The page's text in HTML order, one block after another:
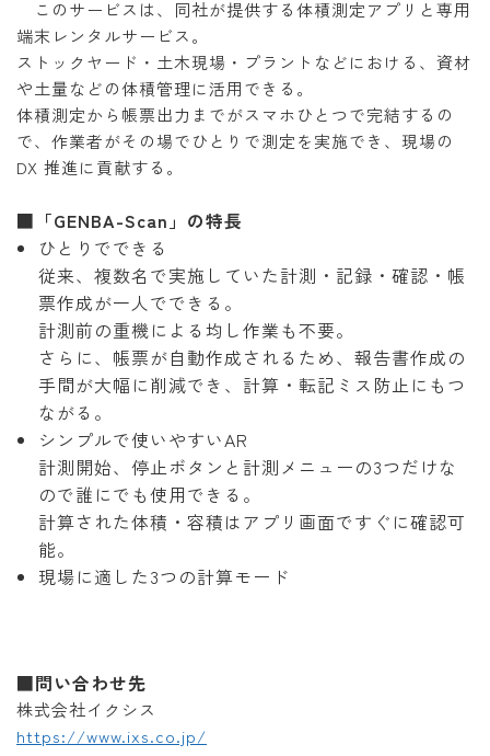
このサービスは、同社が提供する体積測定アプリと専用
端末レンタルサービス。
ストックヤード・土木現場・プラントなどにおける、資材
や土量などの体積管理に活用できる。
体積測定から帳票出力までがスマホひとつで完結するの
で、作業者がその場でひとりで測定を実施でき、現場の
DX 推進に貢献する。
■「GENBA-Scan」の特長
ひとりでできる
従来、複数名で実施していた計測・記録・確認・帳
票作成が一人でできる。
計測前の重機による均し作業も不要。
さらに、帳票が自動作成されるため、報告書作成の
手間が大幅に削減でき、計算・転記ミス防止にもつ
ながる。
シンプルで使いやすいAR
計測開始、停止ボタンと計測メニューの3つだけな
ので誰にでも使用できる。
計算された体積・容積はアプリ画面ですぐに確認可
能。
現場に適した3つの計算モード
■問い合わせ先
株式会社イクシス
https://www.ixs.co.jp/